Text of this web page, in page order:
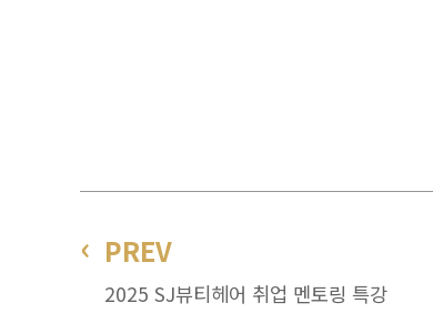
PREV
2025 SJ뷰티헤어 취업 멘토링 특강